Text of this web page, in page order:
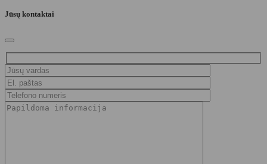
Jūsų kontaktai